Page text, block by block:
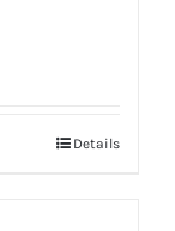
Details